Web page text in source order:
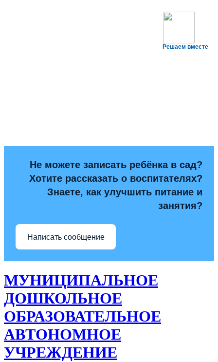
Решаем вместе
Не можете записать ребёнка в сад?
Хотите рассказать о воспитателях?
Знаете, как улучшить питание и
занятия?
Написать сообщение
МУНИЦИПАЛЬНОЕ
ДОШКОЛЬНОЕ
ОБРАЗОВАТЕЛЬНОЕ
АВТОНОМНОЕ
УЧРЕЖДЕНИЕ